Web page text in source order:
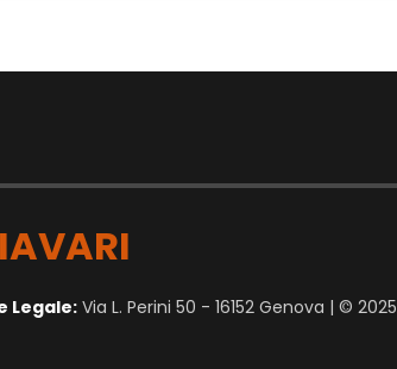
Legale: Via L. Perini 50 - 16152 Genova | © 2025